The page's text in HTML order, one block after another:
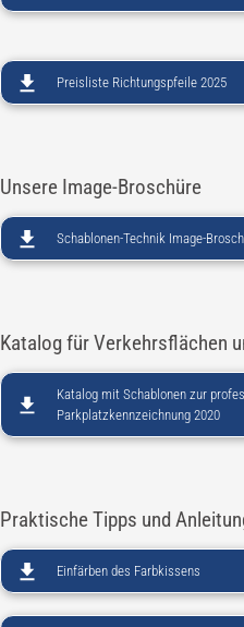
Preisliste Richtungspfeile 2025
Unsere Image-Broschüre
Schablonen-Technik Image-
Katalog für Verkehrsflächen
Katalog mit Schablonen zur
Parkplatzkennzeichnung 2020
Praktische Tipps und
Einfärben des Farbkissens